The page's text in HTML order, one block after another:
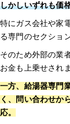
しかしいずれも価
特にガス会社や家
る専門のセクショ
そのため外部の業
お金も上乗せされ
一方、給湯器専門
く、問い合わせか
応。